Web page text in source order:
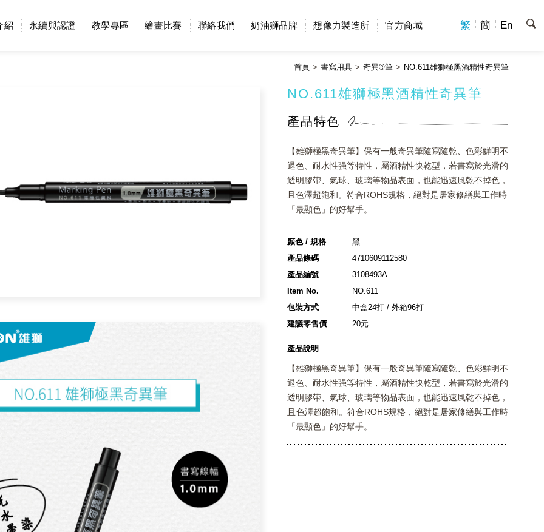
紹 永續與認證 教學專區 繪畫比賽 聯絡我們 奶油獅品牌 想像力製造所 官方商城 繁 簡 En
首頁 書寫用具 奇異®筆 NO.611雄獅極黑酒精性奇異筆
NO.611雄獅極黑酒精性奇異筆
產品特色
【雄獅極黑奇異筆】保有一般奇異筆隨寫隨乾、色彩鮮明不
退色、耐水性强等特性，屬酒精性快乾型，若書寫於光滑的
透明膠帶、氣球、玻璃等物品表面，也能迅速風乾不掉色，
且色澤超飽和。符合ROHS規格，絕對是居家修繕與工作時
「最顯色」的好幫手。
顏色 / 規格
黑
產品條碼
4710609112580
產品編號
3108493A
Item No.
NO.611
包裝方式
中盒24打 / 外箱96打
建議零售價
20元
產品說明
【雄獅極黑奇異筆】保有一般奇異筆隨寫隨乾、色彩鮮明不
退色、耐水性强等特性，屬酒精性快乾型，若書寫於光滑的
透明膠帶、氣球、玻璃等物品表面，也能迅速風乾不掉色，
且色澤超飽和。符合ROHS規格，絕對是居家修繕與工作時
「最顯色」的好幫手。